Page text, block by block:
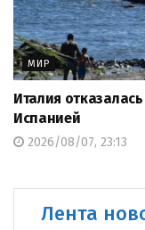
МИР
Италия
Испанией
2026/08/07, 23:13
Лента